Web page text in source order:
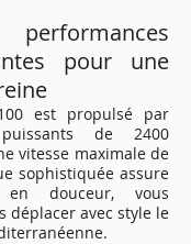
pour une
est propulsé par
de 2400
vitesse maximale de
sophistiquée assure
douceur, vous
déplacer avec style le